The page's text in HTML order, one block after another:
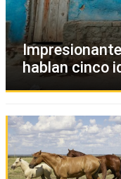
hablan cinco